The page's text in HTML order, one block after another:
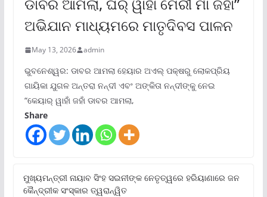
ଅଭିଯାନ ମାଧ୍ୟମରେ ମାତୃଦିବସ ପାଳନ
May 13, 2026 admin
ଭୁବନେଶ୍ୱର: ଡାବର ଆମଲା ହେୟାର ଅଏଲ୍ ପକ୍ଷରୁ ଲୋକପ୍ରିୟ
ଗାୟିକା ଯୁଗଳ ଅନ୍ତରା ନନ୍ଦୀ ଏବଂ ଅଙ୍କିତା ନନ୍ଦୀଙ୍କୁ ନେଇ
“କେୟାର୍ ୱାହାଁ ଜହାଁ ଡାବର ଆମଲା,
Share
ମୁଖ୍ୟମନ୍ତ୍ରୀ ନାୟାବ ସିଂହ ସଇନୀଙ୍କ ନେତୃତ୍ୱରେ ହରିୟାଣାରେ ଜନ
କୈନ୍ଦ୍ରୀକ ସଂସ୍କାର ତ୍ୱରାନ୍ୱିତ